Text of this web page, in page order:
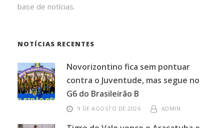
base de notícias.
NOTÍCIAS RECENTES
Novorizontino fica sem pontuar
contra o Juventude, mas segue no
G6 do Brasileirão B
9 DE AGOSTO DE 2026 ADMIN